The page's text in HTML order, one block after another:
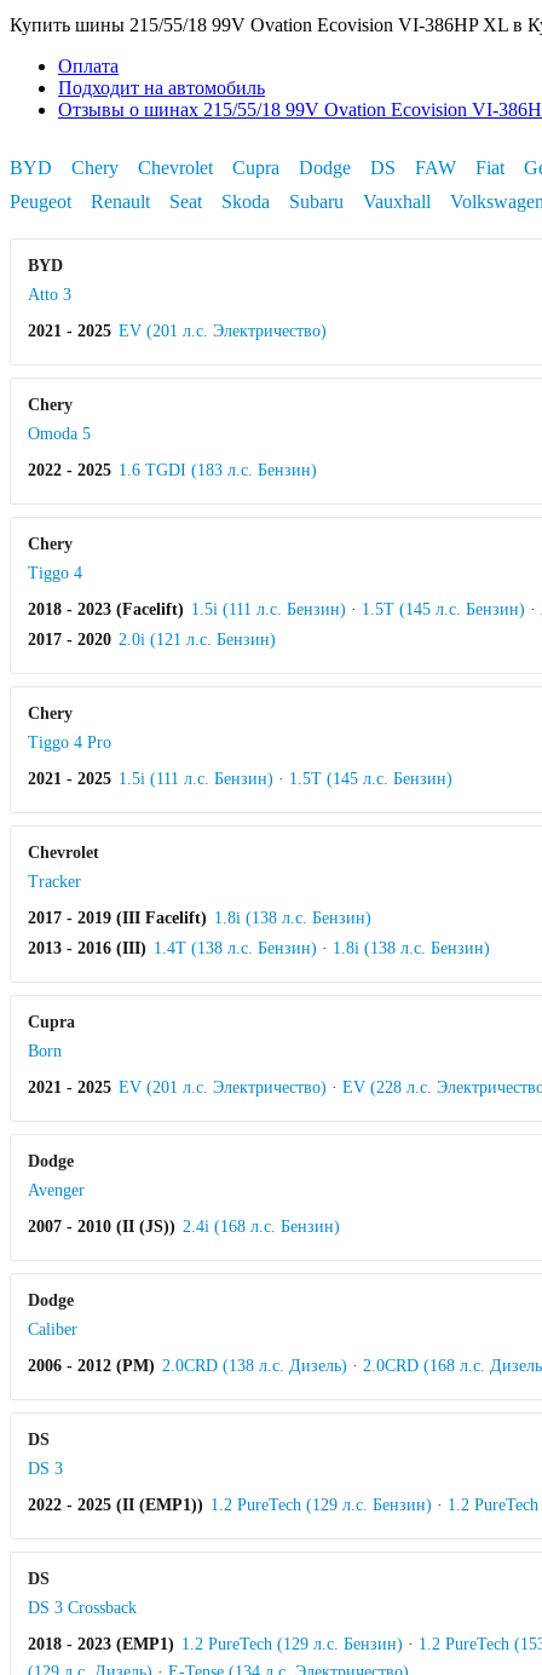
Купить шины 215/55/18 99V Ovation Ecovision VI-386HP XL в
Оплата
Подходит на автомобиль
Отзывы о шинах 215/55/18 99V Ovation Ecovision VI-
BYD Chery Chevrolet Cupra Dodge DS FAW Fiat
Peugeot
Renault Seat Skoda Subaru Vauxhall
BYD
Atto 3
2021 - 2025 EV (201 л.с. Электричество)
Chery
Omoda 5
2022 - 2025 1.6 TGDI (183 л.с. Бензин)
Chery
Tiggo 4
2018 - 2023 (Facelift) 1.5i (111 л.с. Бензин) · 1.5T (145 л.с. Бензин) ·
2017 - 2020 2.0i (121 л.с. Бензин)
Chery
Tiggo 4 Pro
2021 - 2025 1.5i (111 л.с. Бензин) · 1.5T (145 л.с. Бензин)
Chevrolet
Tracker
2017 - 2019 (III Facelift) 1.8i (138 л.с. Бензин)
2013 - 2016 (III) 1.4T (138 л.с. Бензин) · 1.8i (138 л.с. Бензин)
Cupra
Born
2021 - 2025 EV (201 л.с. Электричество) · EV (228 л.с.
Dodge
Avenger
2007 - 2010 (II (JS)) 2.4i (168 л.с. Бензин)
Dodge
Caliber
2006 - 2012 (PM) 2.0CRD (138 л.с. Дизель) · 2.0CRD (168 л.с.
DS
DS 3
2022 - 2025 (II (EMP1)) 1.2 PureTech (129 л.с. Бензин) · 1.2
DS
DS 3 Crossback
2018 - 2023 (EMP1) 1.2 PureTech (129 л.с. Бензин) · 1.2 PureTech
(129 л.с. Дизель) · E-Tense (134 л.с. Электричество)